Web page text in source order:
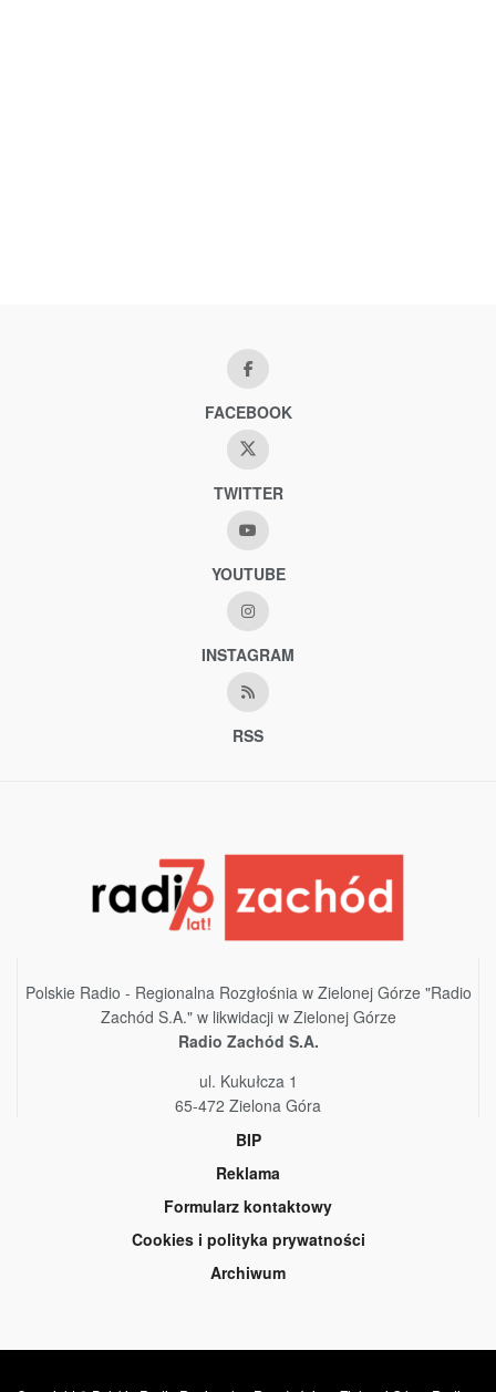
FACEBOOK
TWITTER
YOUTUBE
INSTAGRAM
RSS
Polskie Radio - Regionalna Rozgłośnia w Zielonej Górze "Radio
Zachód S.A." w likwidacji w Zielonej Górze
Radio Zachód S.A.
ul. Kukułcza 1
65-472 Zielona Góra
BIP
Reklama
Formularz kontaktowy
Cookies i polityka prywatności
Archiwum